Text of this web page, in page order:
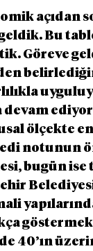
açıdan
Bu
Göreve
ölçekte
notunun
bugün
40’ın